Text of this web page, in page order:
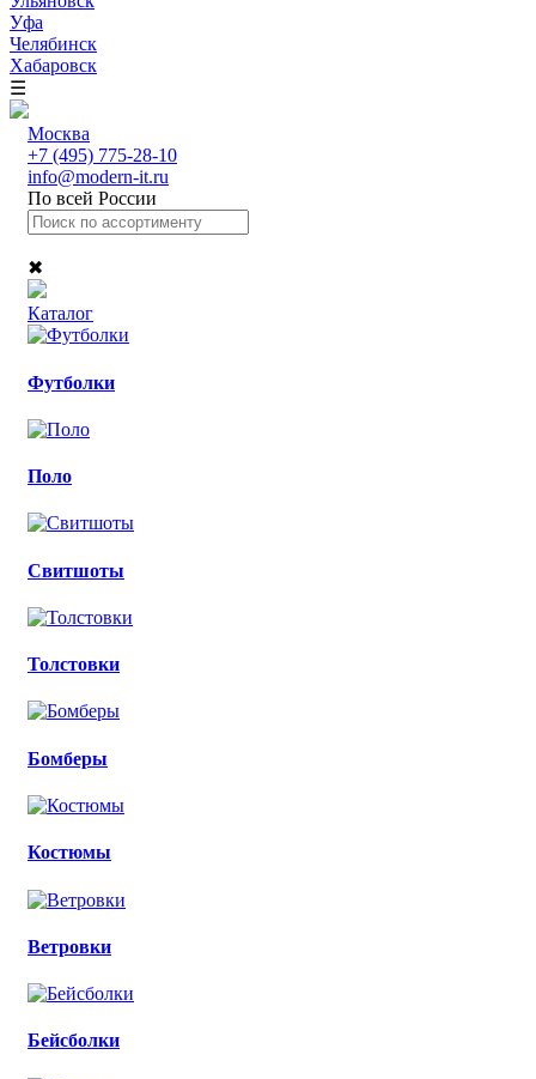
Уфа
Челябинск
Хабаровск
☰
Москва
+7 (495) 775-28-10
info@modern-it.ru
По всей России
✖
Каталог
Футболки
Поло
Свитшоты
Толстовки
Бомберы
Костюмы
Ветровки
Бейсболки